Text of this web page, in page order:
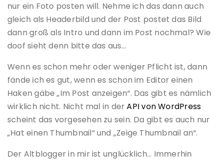
nur ein Foto posten will. Nehme ich das dann auch
gleich als Headerbild und der Post postet das Bild
dann groß als Intro und dann im Post nochmal? Wie
doof sieht denn bitte das aus…
Wenn es schon mehr oder weniger Pflicht ist, dann
fände ich es gut, wenn es schon im Editor einen
Haken gäbe „Im Post anzeigen“. Das gibt es nämlich
wirklich nicht. Nicht mal in derAPI von WordPress
scheint das vorgesehen zu sein. Da gibt es auch nur
„Hat einen Thumbnail“ und „Zeige Thumbnail an“.
Der Altblogger in mir ist unglücklich… Immerhin